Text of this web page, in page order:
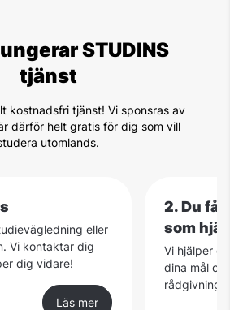
STUDINS
tjänst
kostnadsfri tjänst! Vi sponsras av
därför helt gratis för dig som vill
utomlands.
eller
Vi kontaktar dig
dig vidare!
Läs mer
2. Du
som
Vi hjälper
dina mål
rådgivning